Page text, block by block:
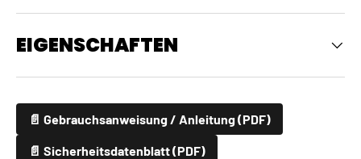
EIGENSCHAFTEN
📄 Gebrauchsanweisung / Anleitung (PDF)
📄 Sicherheitsdatenblatt (PDF)